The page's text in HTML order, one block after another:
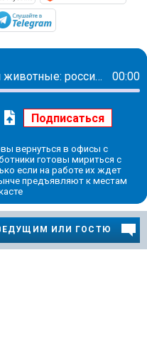
open.spotify.com/
Сон после обеда, игры и животные: россияне назвали условия для возвращения с удаленки 00:00
вернуться в офисы с
готовы мириться с
если на работе их ждет
предъявляют к местам
ИЛИ ГОСТЮ